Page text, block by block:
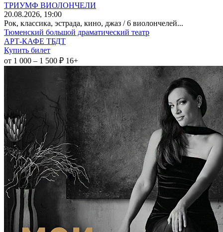
ТРИУМФ ВИОЛОНЧЕЛИ
20.08.2026, 19:00
Рок, классика, эстрада, кино, джаз / 6 виолончелей...
Тюменский большой драматический театр
АРТ-КАФЕ ТБДТ
Купить билет
от 1 000 – 1 500 ₽ 16+